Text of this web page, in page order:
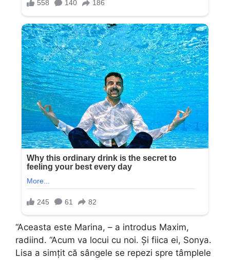
“Aceasta este Marina, – a introdus Maxim,
radiind. “Acum va locui cu noi. Și fiica ei, Sonya.
Lisa a simțit că sângele se repezi spre tâmplele